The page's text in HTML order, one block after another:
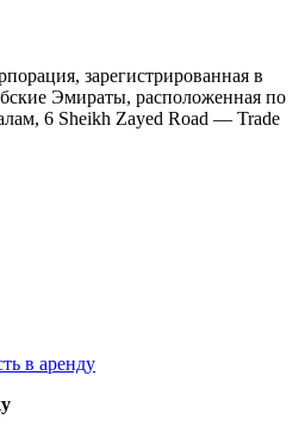
зарегистрированная в
Эмираты, расположенная по
6 Sheikh Zayed Road — Trade
в аренду